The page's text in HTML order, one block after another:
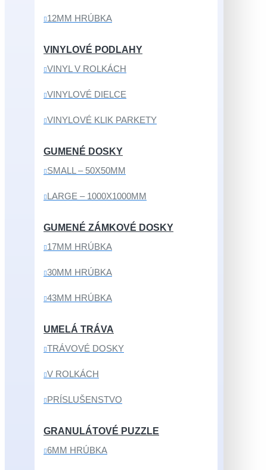
12MM HRÚBKA
VINYLOVÉ PODLAHY
VINYL V ROLKÁCH
VINYLOVÉ DIELCE
VINYLOVÉ KLIK PARKETY
GUMENÉ DOSKY
SMALL – 50X50MM
LARGE – 1000X1000MM
GUMENÉ ZÁMKOVÉ DOSKY
17MM HRÚBKA
30MM HRÚBKA
43MM HRÚBKA
UMELÁ TRÁVA
TRÁVOVÉ DOSKY
V ROLKÁCH
PRÍSLUŠENSTVO
GRANULÁTOVÉ PUZZLE
6MM HRÚBKA